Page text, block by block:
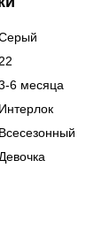
22
6 месяца
Интерлок
Всесезонный
Девочка